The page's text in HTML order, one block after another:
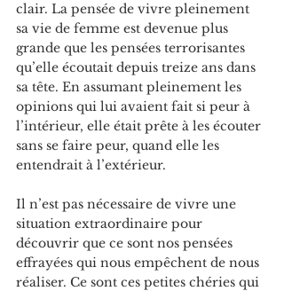
clair. La pensée de vivre pleinement
sa vie de femme est devenue plus
grande que les pensées terrorisantes
qu’elle écoutait depuis treize ans dans
sa tête. En assumant pleinement les
opinions qui lui avaient fait si peur à
l’intérieur, elle était prête à les écouter
sans se faire peur, quand elle les
entendrait à l’extérieur.
Il n’est pas nécessaire de vivre une
situation extraordinaire pour
découvrir que ce sont nos pensées
effrayées qui nous empêchent de nous
réaliser. Ce sont ces petites chéries qui